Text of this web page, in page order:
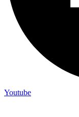
Youtube